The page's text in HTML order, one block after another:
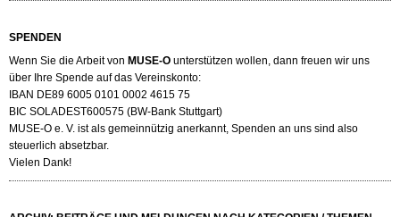
SPENDEN
Wenn Sie die Arbeit von MUSE-O unterstützen wollen, dann freuen wir uns
über Ihre Spende auf das Vereinskonto:
IBAN DE89 6005 0101 0002 4615 75
BIC SOLADEST600575 (BW-Bank Stuttgart)
MUSE-O e. V. ist als gemeinnützig anerkannt, Spenden an uns sind also
steuerlich absetzbar.
Vielen Dank!